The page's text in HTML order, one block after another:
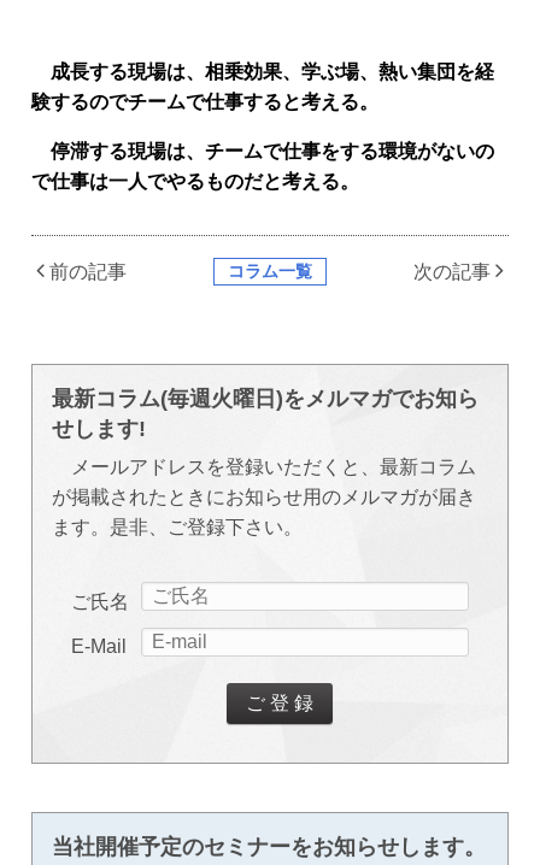
成長する現場は、相乗効果、学ぶ場、熱い集団を経
験するのでチームで仕事すると考える。
停滞する現場は、チームで仕事をする環境がないの
で仕事は一人でやるものだと考える。
前の記事 コラム一覧 次の記事
最新コラム(毎週火曜日)をメルマガでお知ら
せします!
メールアドレスを登録いただくと、最新コラム
が掲載されたときにお知らせ用のメルマガが届き
ます。是非、ご登録下さい。
ご氏名
E-Mail
当社開催予定のセミナーをお知らせします。